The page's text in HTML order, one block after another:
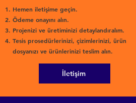
Hemen iletişime geçin.
Ödeme onayını alın.
Projenizi ve üretiminizi detaylandıralım.
Tesis prosedürlerinizi, çizimlerinizi, ürün
dosyanızı ve ürünlerinizi teslim alın.
İletişim